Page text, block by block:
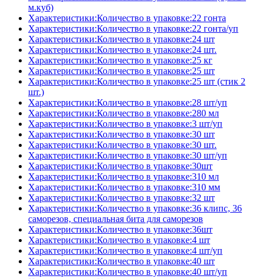
м.куб)
Характеристики:Количество в упаковке:22 гонта
Характеристики:Количество в упаковке:22 гонта/уп
Характеристики:Количество в упаковке:24 шт
Характеристики:Количество в упаковке:24 шт.
Характеристики:Количество в упаковке:25 кг
Характеристики:Количество в упаковке:25 шт
Характеристики:Количество в упаковке:25 шт (стик 2
шт.)
Характеристики:Количество в упаковке:28 шт/уп
Характеристики:Количество в упаковке:280 мл
Характеристики:Количество в упаковке:3 шт/уп
Характеристики:Количество в упаковке:30 шт
Характеристики:Количество в упаковке:30 шт.
Характеристики:Количество в упаковке:30 шт/уп
Характеристики:Количество в упаковке:30шт
Характеристики:Количество в упаковке:310 мл
Характеристики:Количество в упаковке:310 мм
Характеристики:Количество в упаковке:32 шт
Характеристики:Количество в упаковке:36 клипс, 36
саморезов, специальная бита для саморезов
Характеристики:Количество в упаковке:36шт
Характеристики:Количество в упаковке:4 шт
Характеристики:Количество в упаковке:4 шт/уп
Характеристики:Количество в упаковке:40 шт
Характеристики:Количество в упаковке:40 шт/уп